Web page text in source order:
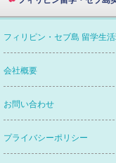
セブ島留学英語の質
留学エージェントっ
セブナビがおすすめ
セブナビがつぶやく
賢い留学エージェン
フィリピン・セブ島
フィリピン・セブ島 留学生
会社概要
お問い合わせ
プライバシーポリシー